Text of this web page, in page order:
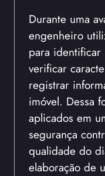
Durante uma
engenheiro
para identificar
verificar
registrar
imóvel. Dessa
aplicados em
segurança
qualidade do
elaboração de